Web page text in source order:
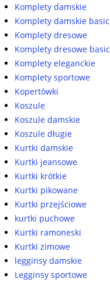
Komplety damskie
Komplety damskie basic
Komplety dresowe
Komplety dresowe basic
Komplety eleganckie
Komplety sportowe
Kopertówki
Koszule
Koszule damskie
Koszule długie
Kurtki damskie
Kurtki jeansowe
Kurtki krótkie
Kurtki pikowane
Kurtki przejściowe
kurtki puchowe
Kurtki ramoneski
Kurtki zimowe
legginsy damskie
Legginsy sportowe